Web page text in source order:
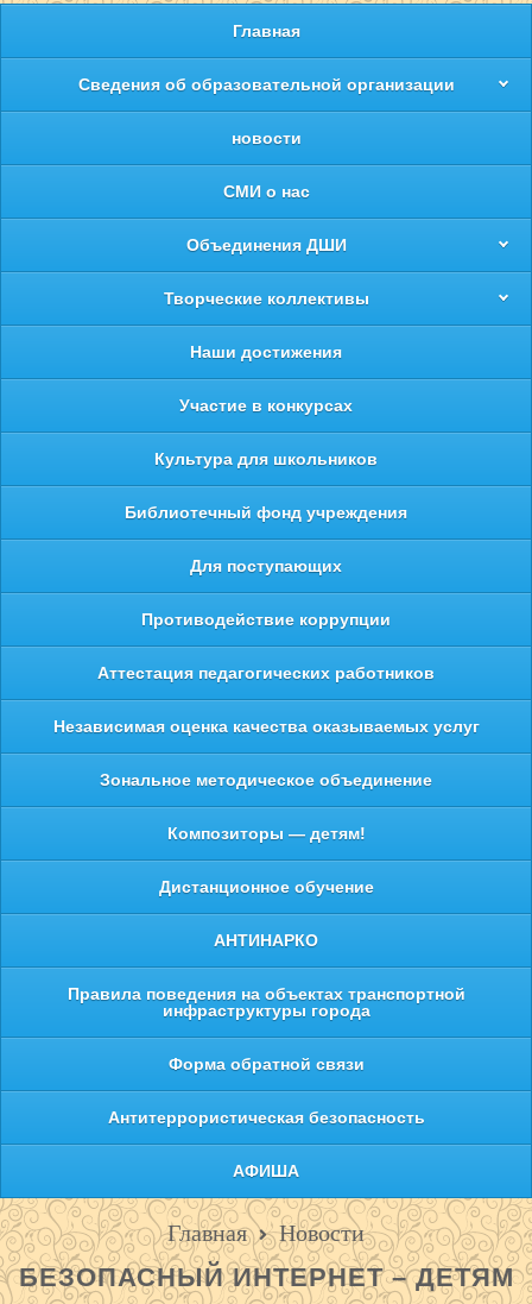
Главная
Сведения об образовательной организации
новости
СМИ о нас
Объединения ДШИ
Творческие коллективы
Наши достижения
Участие в конкурсах
Культура для школьников
Библиотечный фонд учреждения
Для поступающих
Противодействие коррупции
Аттестация педагогических работников
Независимая оценка качества оказываемых услуг
Зональное методическое объединение
Композиторы — детям!
Дистанционное обучение
АНТИНАРКО
Правила поведения на объектах транспортной
инфраструктуры города
Форма обратной связи
Антитеррористическая безопасность
АФИША
Главная Новости
БЕЗОПАСНЫЙ ИНТЕРНЕТ – ДЕТЯМ